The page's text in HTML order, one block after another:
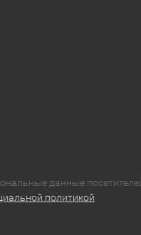
данные
политикой